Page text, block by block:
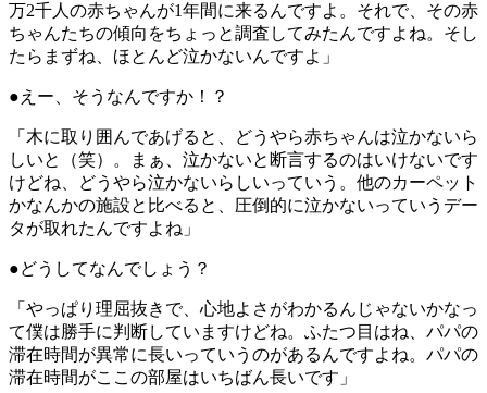
万2千人の赤ちゃんが1年間に来るんですよ。それで、その赤
ちゃんたちの傾向をちょっと調査してみたんですよね。そし
たらまずね、ほとんど泣かないんですよ」
●えー、そうなんですか！？
「木に取り囲んであげると、どうやら赤ちゃんは泣かないら
しいと（笑）。まぁ、泣かないと断言するのはいけないです
けどね、どうやら泣かないらしいっていう。他のカーペット
かなんかの施設と比べると、圧倒的に泣かないっていうデー
タが取れたんですよね」
●どうしてなんでしょう？
「やっぱり理屈抜きで、心地よさがわかるんじゃないかなっ
て僕は勝手に判断していますけどね。ふたつ目はね、パパの
滞在時間が異常に長いっていうのがあるんですよね。パパの
滞在時間がここの部屋はいちばん長いです」